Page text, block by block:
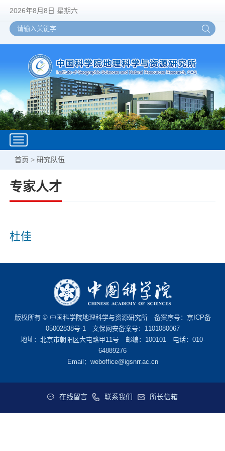
2026年8月8日 星期六
Toggle
navigation
首页 >研究队伍
专家人才
杜佳
版权所有 © 中国科学院地理科学与资源研究所 备案序号： 京ICP备
05002838号-1文保网安备案号：1101080067
地址：北京市朝阳区大屯路甲11号 邮编：100101 电话：010-
64889276
Email： weboffice@igsnrr.ac.cn
在线留言 联系我们 所长信箱